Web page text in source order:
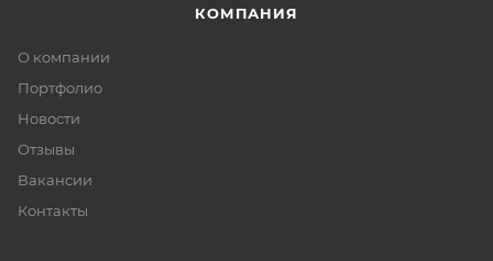
КОМПАНИЯ
О компании
Портфолио
Новости
Отзывы
Вакансии
Контакты